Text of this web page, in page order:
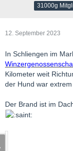
31000g
12. September 2023
In Schliengen im
Kilometer weit
der Hund war extrem
Der Brand ist im